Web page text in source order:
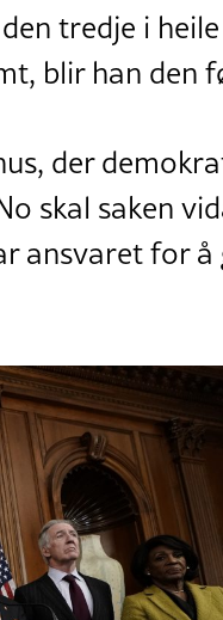
tredje i
blir han den
der
skal saken
ansvaret for